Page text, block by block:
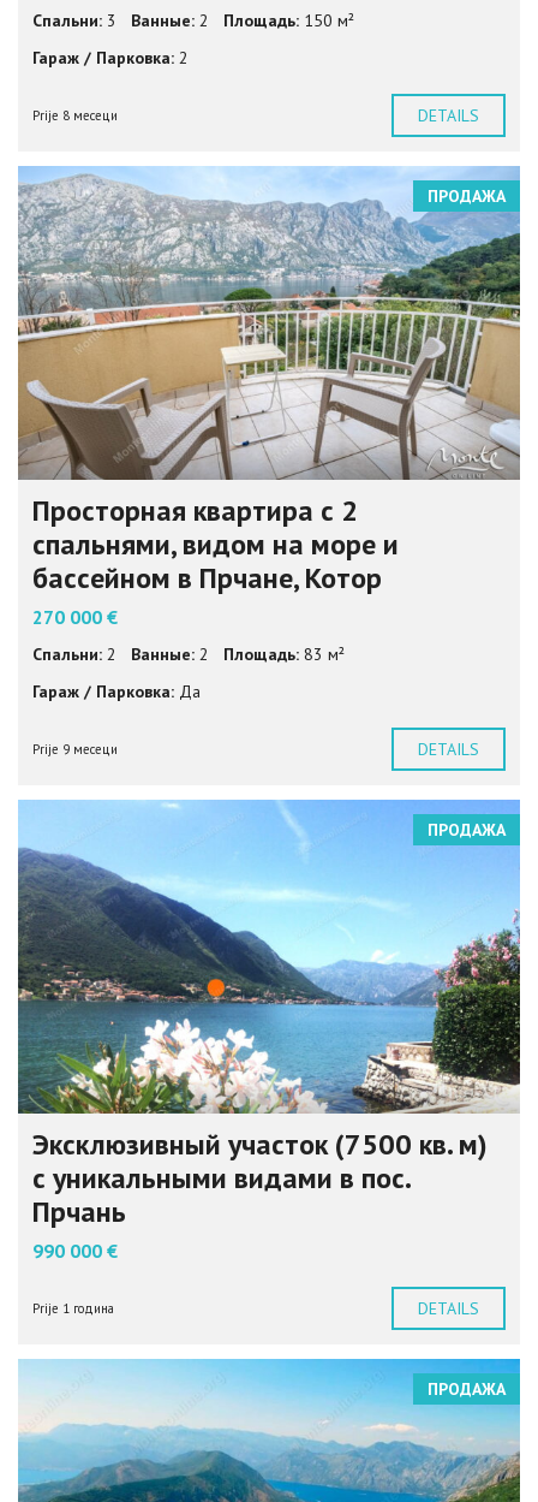
Спальни: 3 Ванные: 2 Площадь: 150 м²
Гараж / Парковка: 2
Prije 8 месеци DETAILS
ПРОДАЖА
Просторная квартира с 2
спальнями, видом на море и
бассейном в Прчане, Котор
270 000 €
Спальни: 2 Ванные: 2 Площадь: 83 м²
Гараж / Парковка: Да
Prije 9 месеци DETAILS
ПРОДАЖА
Эксклюзивный участок (7500 кв. м)
с уникальными видами в пос.
Прчань
990 000 €
Prije 1 година DETAILS
ПРОДАЖА